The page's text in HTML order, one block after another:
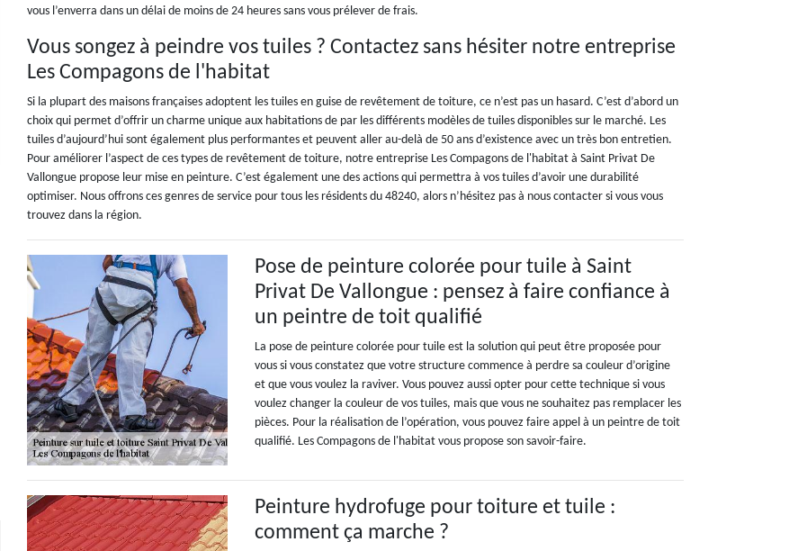
vous l’enverra dans un délai de moins de 24 heures sans vous prélever de frais.
Vous songez à peindre vos tuiles ? Contactez sans hésiter notre entreprise
Les Compagons de l'habitat
Si la plupart des maisons françaises adoptent les tuiles en guise de revêtement de toiture, ce n’est pas un hasard. C’est d’abord un
choix qui permet d’offrir un charme unique aux habitations de par les différents modèles de tuiles disponibles sur le marché. Les
tuiles d’aujourd’hui sont également plus performantes et peuvent aller au-delà de 50 ans d’existence avec un très bon entretien.
Pour améliorer l’aspect de ces types de revêtement de toiture, notre entreprise Les Compagons de l'habitat à Saint Privat De
Vallongue propose leur mise en peinture. C’est également une des actions qui permettra à vos tuiles d’avoir une durabilité
optimiser. Nous offrons ces genres de service pour tous les résidents du 48240, alors n’hésitez pas à nous contacter si vous vous
trouvez dans la région.
Pose de peinture colorée pour tuile à Saint
Privat De Vallongue : pensez à faire confiance à
un peintre de toit qualifié
La pose de peinture colorée pour tuile est la solution qui peut être proposée pour
vous si vous constatez que votre structure commence à perdre sa couleur d’origine
et que vous voulez la raviver. Vous pouvez aussi opter pour cette technique si vous
voulez changer la couleur de vos tuiles, mais que vous ne souhaitez pas remplacer les
pièces. Pour la réalisation de l’opération, vous pouvez faire appel à un peintre de toit
qualifié. Les Compagons de l'habitat vous propose son savoir-faire.
Peinture hydrofuge pour toiture et tuile :
comment ça marche ?